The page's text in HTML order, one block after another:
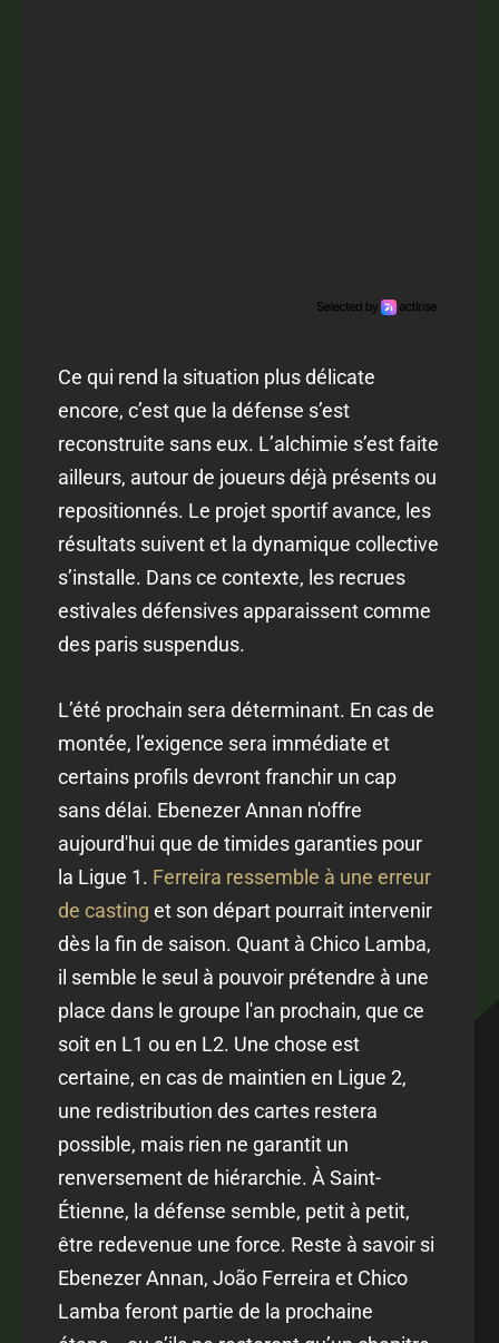
Ce qui rend la situation plus délicate
encore, c’est que la défense s’est
reconstruite sans eux. L’alchimie s’est faite
ailleurs, autour de joueurs déjà présents ou
repositionnés. Le projet sportif avance, les
résultats suivent et la dynamique collective
s’installe. Dans ce contexte, les recrues
estivales défensives apparaissent comme
des paris suspendus.
L’été prochain sera déterminant. En cas de
montée, l’exigence sera immédiate et
certains profils devront franchir un cap
sans délai. Ebenezer Annan n'offre
aujourd'hui que de timides garanties pour
la Ligue 1. Ferreira ressemble à une erreur
de casting et son départ pourrait intervenir
dès la fin de saison. Quant à Chico Lamba,
il semble le seul à pouvoir prétendre à une
place dans le groupe l'an prochain, que ce
soit en L1 ou en L2. Une chose est
certaine, en cas de maintien en Ligue 2,
une redistribution des cartes restera
possible, mais rien ne garantit un
renversement de hiérarchie. À Saint-
Étienne, la défense semble, petit à petit,
être redevenue une force. Reste à savoir si
Ebenezer Annan, João Ferreira et Chico
Lamba feront partie de la prochaine